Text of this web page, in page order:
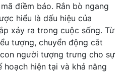
điềm báo. Rắn bò ngang
hiểu là dấu hiệu của
xảy ra trong cuộc sống. Từ
tượng, chuyển động cắt
người tượng trưng cho sự
hoạch hiện tại và khả năng